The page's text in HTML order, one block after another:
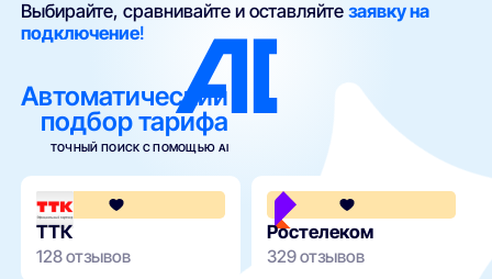
Выбирайте, сравнивайте и оставляйтезаявку на
подключение!
Автоматический
подбор тарифа
ТОЧНЫЙ ПОИСК С ПОМОЩЬЮ AI
4.3
ТТК
128 отзывов
Ростелеком
329 отзывов